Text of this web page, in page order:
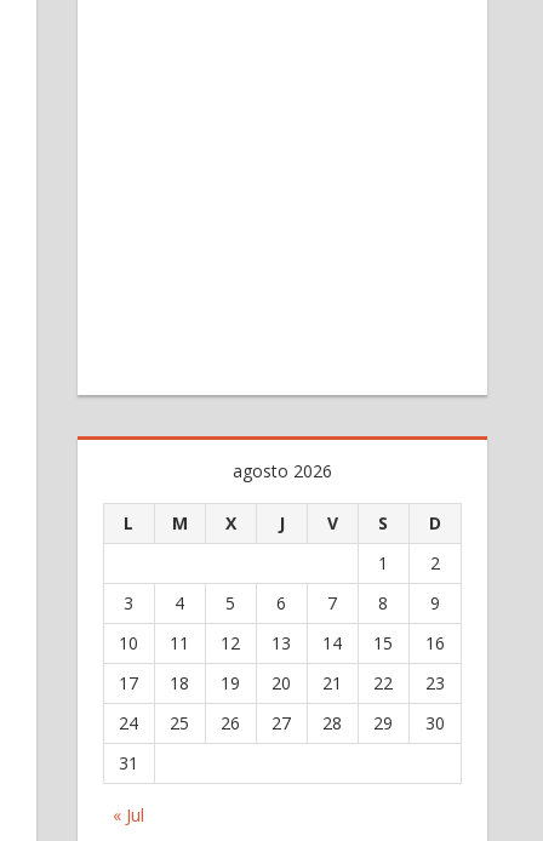
agosto 2026
L M X J V S D
« Jul
1
2
3
4 5 6 7 8
9
10
11 12 13 14 15
16
17
18 19 20 21 22
23
24
25 26 27 28 29
30
31